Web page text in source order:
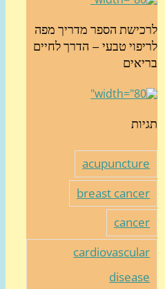
לרכישת הספר מדריך מפה
לריפוי טבעי – הדרך לחיים
בריאים
תגיות
acupuncture
breast cancer
cancer
cardiovascular
disease